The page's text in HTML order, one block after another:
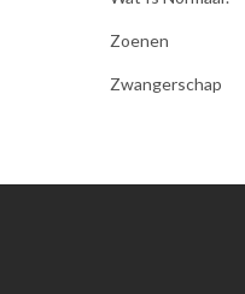
Zoenen
Zwangerschap